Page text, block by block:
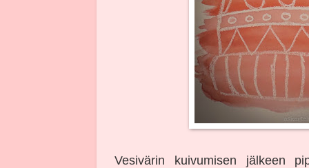
Vesivärin kuivumisen jälkeen